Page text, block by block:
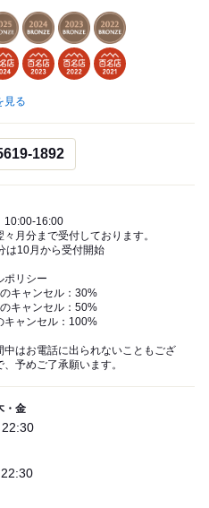
見る
1892
10:00-16:00
々月分まで受付しております。
は10月から受付開始
ポリシー
キャンセル：30%
キャンセル：50%
キャンセル：100%
はお電話に出られないこともござ
、予めご了承願います。
・金